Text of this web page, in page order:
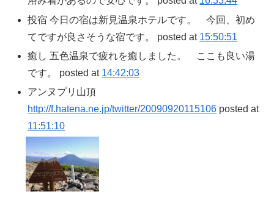
投宿 今日の宿は新見温泉ホテルです。 今回、初め
てですが良さそうな宿です。 posted at 15:50:51
癒し 五色温泉で疲れを癒しました。 ここも良い湯
です。 posted at 14:42:03
アンヌプリ山頂
http://f.hatena.ne.jp/twitter/20090920115106 posted at
11:51:10